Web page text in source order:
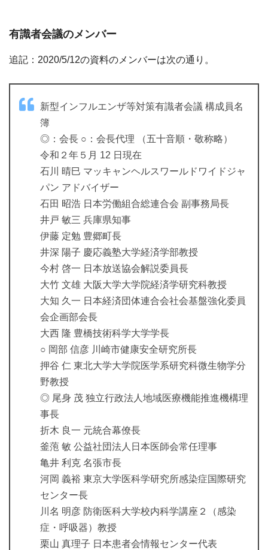
有識者会議のメンバー
追記：2020/5/12の資料のメンバーは次の通り。
新型インフルエンザ等対策有識者会議 構成員名
簿
◎：会長 ○：会長代理 （五十音順・敬称略）
令和２年５月 12 日現在
石川 晴巳 マッキャンヘルスワールドワイドジャ
パン アドバイザー
石田 昭浩 日本労働組合総連合会 副事務局長
井戸 敏三 兵庫県知事
伊藤 定勉 豊郷町長
井深 陽子 慶応義塾大学経済学部教授
今村 啓一 日本放送協会解説委員長
大竹 文雄 大阪大学大学院経済学研究科教授
大知 久一 日本経済団体連合会社会基盤強化委員
会企画部会長
大西 隆 豊橋技術科学大学学長
○ 岡部 信彦 川崎市健康安全研究所長
押谷 仁 東北大学大学院医学系研究科微生物学分
野教授
◎ 尾身 茂 独立行政法人地域医療機能推進機構理
事長
折木 良一 元統合幕僚長
釜萢 敏 公益社団法人日本医師会常任理事
亀井 利克 名張市長
河岡 義裕 東京大学医科学研究所感染症国際研究
センター長
川名 明彦 防衛医科大学校内科学講座２（感染
症・呼吸器）教授
栗山 真理子 日本患者会情報センター代表